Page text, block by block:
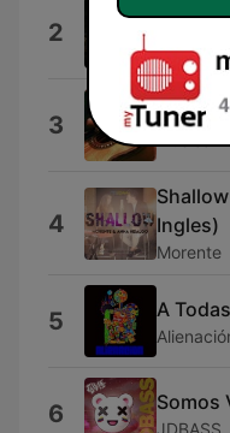
2 La mejor
3 Trio
Musica
4
Ingles)
Morente
5 A
6 Somos
JDBASS